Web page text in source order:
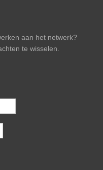
aan het netwerk?
te wisselen.